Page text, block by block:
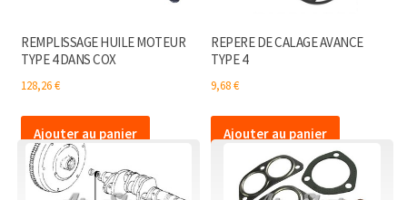
REMPLISSAGE HUILE MOTEUR
TYPE 4 DANS COX
128,26€
Ajouter au panier
REPERE DE CALAGE AVANCE
TYPE 4
9,68€
Ajouter au panier